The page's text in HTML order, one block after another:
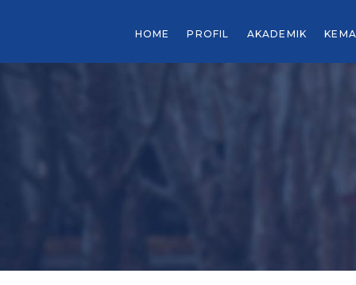
HOME PROFIL AKADEMIK